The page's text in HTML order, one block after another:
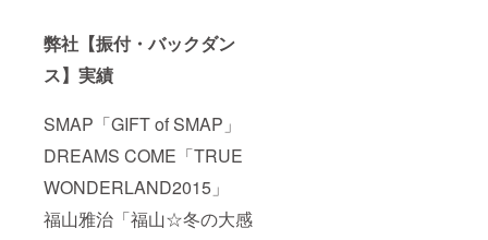
弊社【振付・バックダン
ス】実績
SMAP「GIFT of SMAP」
DREAMS COME「TRUE
WONDERLAND2015」
福山雅治「福山☆冬の大感